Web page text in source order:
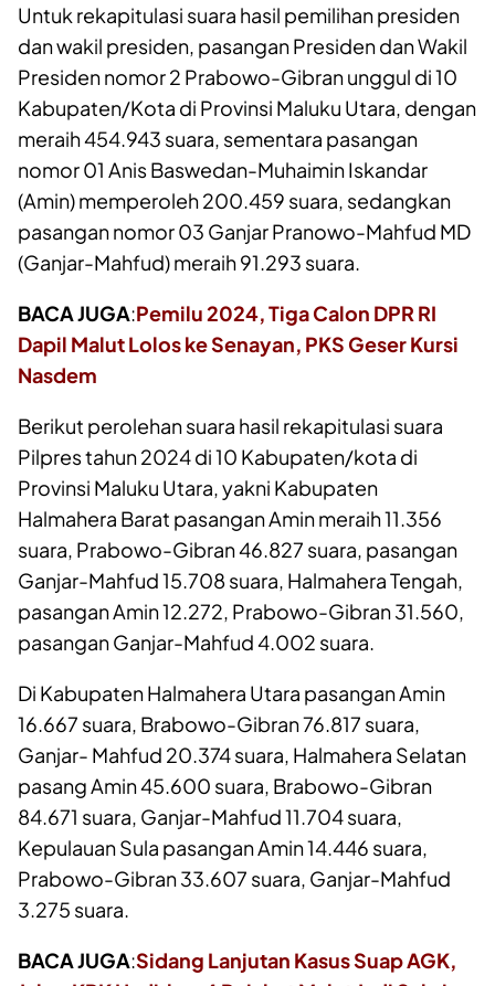
Untuk rekapitulasi suara hasil pemilihan presiden
dan wakil presiden, pasangan Presiden dan Wakil
Presiden nomor 2 Prabowo-Gibran unggul di 10
Kabupaten/Kota di Provinsi Maluku Utara, dengan
meraih 454.943 suara, sementara pasangan
nomor 01 Anis Baswedan-Muhaimin Iskandar
(Amin) memperoleh 200.459 suara, sedangkan
pasangan nomor 03 Ganjar Pranowo-Mahfud MD
(Ganjar-Mahfud) meraih 91.293 suara.
BACA JUGA:Pemilu 2024, Tiga Calon DPR RI
Dapil Malut Lolos ke Senayan, PKS Geser Kursi
Nasdem
Berikut perolehan suara hasil rekapitulasi suara
Pilpres tahun 2024 di 10 Kabupaten/kota di
Provinsi Maluku Utara, yakni Kabupaten
Halmahera Barat pasangan Amin meraih 11.356
suara, Prabowo-Gibran 46.827 suara, pasangan
Ganjar-Mahfud 15.708 suara, Halmahera Tengah,
pasangan Amin 12.272, Prabowo-Gibran 31.560,
pasangan Ganjar-Mahfud 4.002 suara.
Di Kabupaten Halmahera Utara pasangan Amin
16.667 suara, Brabowo-Gibran 76.817 suara,
Ganjar- Mahfud 20.374 suara, Halmahera Selatan
pasang Amin 45.600 suara, Brabowo-Gibran
84.671 suara, Ganjar-Mahfud 11.704 suara,
Kepulauan Sula pasangan Amin 14.446 suara,
Prabowo-Gibran 33.607 suara, Ganjar-Mahfud
3.275 suara.
BACA JUGA:Sidang Lanjutan Kasus Suap AGK,